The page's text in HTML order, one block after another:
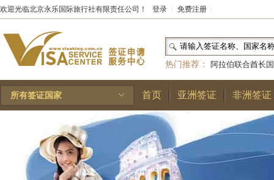
欢迎光临北京永乐国际旅行社有限责任公司！ 登录 免费注册
热门推荐：
阿拉伯联合酋长国
和国|布基纳法索|巴勒斯坦
林王国|安道尔公国|
所有签证国家 首页 亚洲签证 非洲签证